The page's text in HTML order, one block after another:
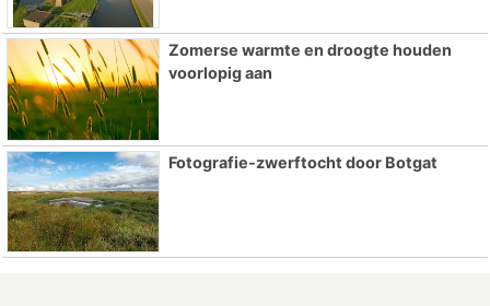
Zomerse warmte en droogte houden
voorlopig aan
Fotografie-zwerftocht door Botgat